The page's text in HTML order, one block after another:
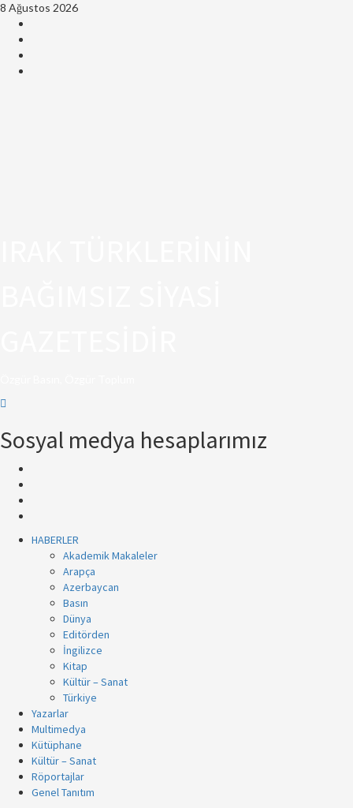
8 Ağustos 2026
Sosyal medya hesaplarımız
HABERLER
Akademik Makaleler
Arapça
Azerbaycan
Basın
Dünya
Editörden
İngilizce
Kitap
Kültür – Sanat
Türkiye
Yazarlar
Multimedya
Kütüphane
Kültür – Sanat
Röportajlar
Genel Tanıtım